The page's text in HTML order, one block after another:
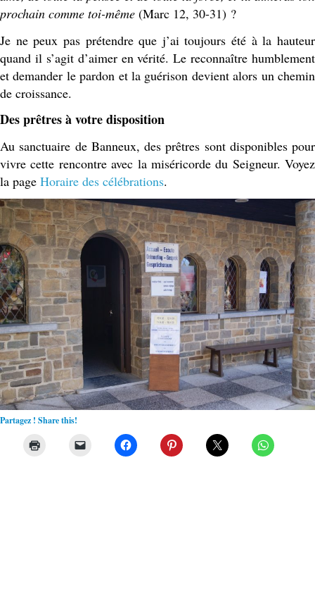
prochain comme toi-même (Marc 12, 30-31) ?
Je ne peux pas prétendre que j’ai toujours été à la hauteur
quand il s’agit d’aimer en vérité. Le reconnaître humblement
et demander le pardon et la guérison devient alors un chemin
de croissance.
Des prêtres à votre disposition
Au sanctuaire de Banneux, des prêtres sont disponibles pour
vivre cette rencontre avec la miséricorde du Seigneur. Voyez
la page Horaire des célébrations.
Partagez ! Share this!